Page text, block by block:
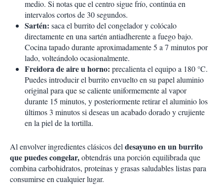
medio. Si notas que el centro sigue frío, continúa en
intervalos cortos de 30 segundos.
Sartén: saca el burrito del congelador y colócalo
directamente en una sartén antiadherente a fuego bajo.
Cocina tapado durante aproximadamente 5 a 7 minutos por
lado, volteándolo ocasionalmente.
Freidora de aire u horno: precalienta el equipo a 180 °C.
Puedes introducir el burrito envuelto en su papel aluminio
original para que se caliente uniformemente al vapor
durante 15 minutos, y posteriormente retirar el aluminio los
últimos 3 minutos si deseas un acabado dorado y crujiente
en la piel de la tortilla.
Al envolver ingredientes clásicos deldesayuno en un burrito
que puedes congelar,obtendrás una porción equilibrada que
combina carbohidratos, proteínas y grasas saludables listas para
consumirse en cualquier lugar.